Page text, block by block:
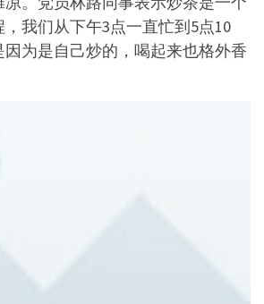
我们从下午3点一直忙到5点10
为是自己炒的，喝起来也格外香